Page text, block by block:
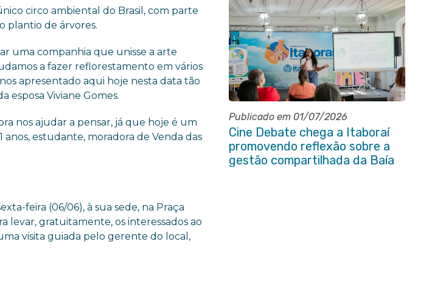
circo ambiental do Brasil, com parte
plantio de árvores.
uma companhia que unisse a arte
a fazer reflorestamento em vários
apresentado aqui hoje nesta data tão
esposa Viviane Gomes.
nos ajudar a pensar, já que hoje é um
anos, estudante, moradora de Venda das
feira (06/06), à sua sede, na Praça
levar, gratuitamente, os interessados ao
visita guiada pelo gerente do local,
Publicado em 01/07/2026
Cine Debate chega a Itaboraí
promovendo reflexão sobre a
gestão compartilhada da Baía